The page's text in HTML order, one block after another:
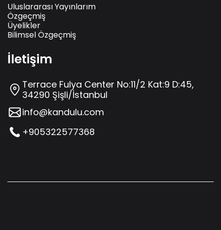
Uluslararası Yayınlarım
Özgeçmiş
Üyelikler
Bilimsel Özgeçmiş
İletişim
Terrace Fulya Center No:11/2 Kat:9 D:45,
34290 Şişli/İstanbul
info@kandulu.com
+905322577368